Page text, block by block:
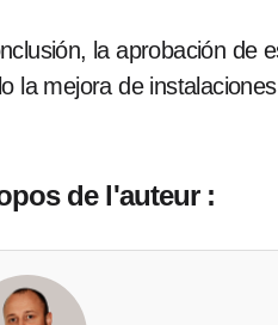
la aprobación de
la mejora de
de l'auteur :